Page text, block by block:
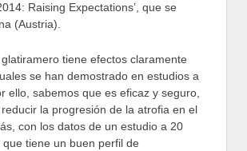
Raising Expectations’, que se
(Austria).
tiene efectos claramente
se han demostrado en estudios a
ello, sabemos que es eficaz y seguro,
la progresión de la atrofia en el
con los datos de un estudio a 20
tiene un buen perfil de